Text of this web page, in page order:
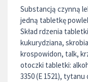
Substancją czynną
jedną tabletkę
Skład rdzenia
kukurydziana,
krospowidon, talk,
otoczki tabletki:
3350 (E 1521),